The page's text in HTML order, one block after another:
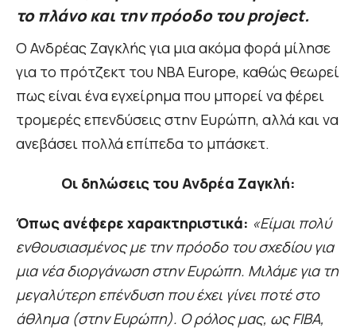
το πλάνο και την πρόοδο του project.
Ο Ανδρέας Ζαγκλής για μια ακόμα φορά μίλησε
για το πρότζεκτ του NBA Europe, καθώς θεωρεί
πως είναι ένα εγχείρημα που μπορεί να φέρει
τρομερές επενδύσεις στην Ευρώπη, αλλά και να
ανεβάσει πολλά επίπεδα το μπάσκετ.
Οι δηλώσεις του Ανδρέα Ζαγκλή:
Όπως ανέφερε χαρακτηριστικά: «Είμαι πολύ
ενθουσιασμένος με την πρόοδο του σχεδίου για
μια νέα διοργάνωση στην Ευρώπη. Μιλάμε για τη
μεγαλύτερη επένδυση που έχει γίνει ποτέ στο
άθλημα (στην Ευρώπη). Ο ρόλος μας, ως FIBA,